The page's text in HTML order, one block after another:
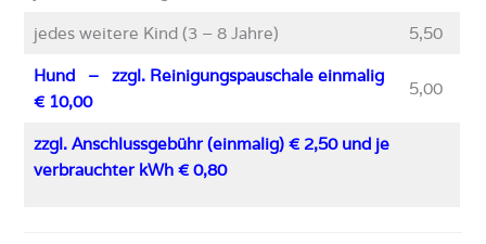
jedes weitere Kind (3 – 8 Jahre) 5,50
Hund– zzgl. Reinigungspauschale einmalig
€ 10,00
5,00
zzgl. Anschlussgebühr (einmalig) € 2,50 und je
verbrauchter kWh € 0,80